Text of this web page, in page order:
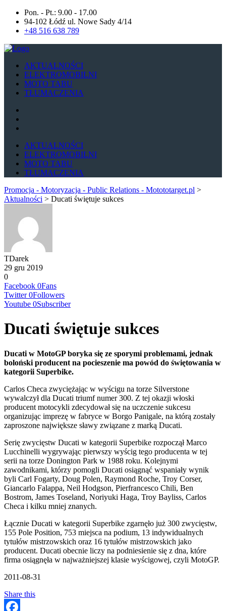
Pon. - Pt.: 9.00 - 17.00
94-102 Łódź ul. Nowe Sady 4/14
+48 516 638 789
AKTUALNOŚCI
ELEKTROMOBILNI
MOTO TABU
TŁUMACZENIA
AKTUALNOŚCI
ELEKTROMOBILNI
MOTO TABU
TŁUMACZENIA
Promocja - Motoryzacja - Public Relations - Motototarget.pl >
Aktualności > Ducati świętuje sukces
TDarek
29 gru 2019
0
Facebook 0Fans
Twitter 0Followers
Youtube 0Subscriber
Ducati świętuje sukces
Ducati w MotoGP boryka się ze sporymi problemami, jednak
boloński producent na pocieszenie ma powód do świętowania w
kategorii Superbike.
Carlos Checa zwyciężając w wyścigu na torze Silverstone
wywalczył dla Ducati triumf numer 300. Z tej okazji włoski
producent motocykli zdecydował się na uczczenie sukcesu
organizując imprezę w fabryce w Borgo Panigale, na którą zostały
zaproszone największe sławy związane z marką Ducati.
Serię zwycięstw Ducati w kategorii Superbike rozpoczął Marco
Lucchinelli wygrywając pierwszy wyścig tego producenta w tej
serii na torze Donington Park w 1988 roku. Kolejnymi
zawodnikami, którzy pomogli Ducati osiągnąć wspaniały wynik
byli Carl Fogarty, Doug Polen, Raymond Roche, Troy Corser,
Giancarlo Falappa, Neil Hodgson, Pierfrancesco Chili, Ben
Bostrom, James Toseland, Noriyuki Haga, Troy Bayliss, Carlos
Checa i kilku mniej znanych.
Łącznie Ducati w kategorii Superbike zgarnęło już 300 zwycięstw,
155 Pole Position, 753 miejsca na podium, 13 indywidualnych
tytułów mistrzowskich oraz 16 tytułów mistrzowskich jako
producent. Ducati obecnie liczy na podniesienie się z dna, które
firma osiągnęła w najważniejszej klasie wyścigowej, czyli MotoGP.
2011-08-31
Share this